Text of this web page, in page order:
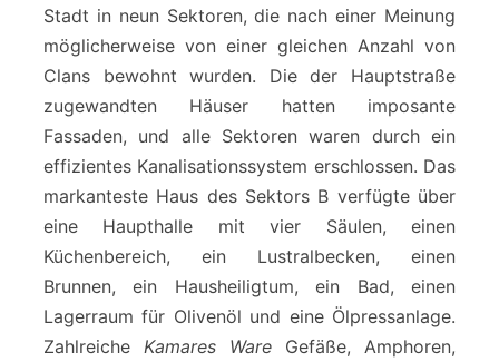
Stadt in neun Sektoren, die nach einer Meinung
möglicherweise von einer gleichen Anzahl von
Clans bewohnt wurden. Die der Hauptstraße
zugewandten Häuser hatten imposante
Fassaden, und alle Sektoren waren durch ein
effizientes Kanalisationssystem erschlossen. Das
markanteste Haus des Sektors B verfügte über
eine Haupthalle mit vier Säulen, einen
Küchenbereich, ein Lustralbecken, einen
Brunnen, ein Hausheiligtum, ein Bad, einen
Lagerraum für Olivenöl und eine Ölpressanlage.
Zahlreiche Kamares Ware Gefäße, Amphoren,